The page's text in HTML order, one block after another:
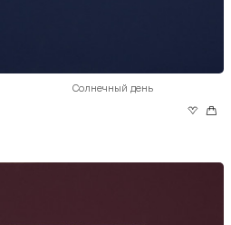
Солнечный день